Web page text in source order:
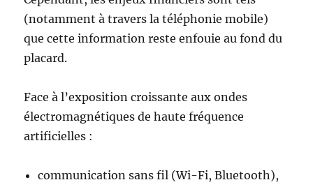
(notamment à travers la téléphonie mobile)
que cette information reste enfouie au fond du
placard.
Face à l’exposition croissante aux ondes
électromagnétiques de haute fréquence
artificielles :
communication sans fil (Wi-Fi, Bluetooth),